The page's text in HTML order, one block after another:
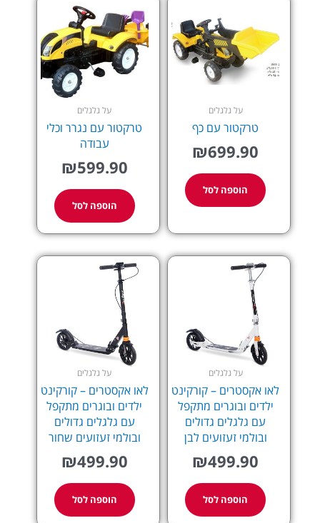
על גלגלים
טרקטור עם כף
₪699.90
הוספה לסל
על גלגלים
טרקטור עם נגרר וכלי
עבודה
₪599.90
הוספה לסל
על גלגלים
לאו אקסטרים – קורקינט
ילדים ובוגרים מתקפל
עם גלגלים גדולים
ובולמי זעזועים לבן
₪499.90
הוספה לסל
על גלגלים
לאו אקסטרים – קורקינט
ילדים ובוגרים מתקפל
עם גלגלים גדולים
ובולמי זעזועים שחור
₪499.90
הוספה לסל